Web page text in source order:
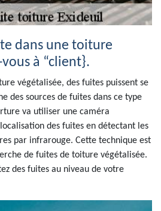
dans une toiture
à “client}.
végétalisée, des fuites puissent se
des sources de fuites dans ce type
va utiliser une caméra
des fuites en détectant les
par infrarouge. Cette technique est
de fuites de toiture végétalisée.
des fuites au niveau de votre